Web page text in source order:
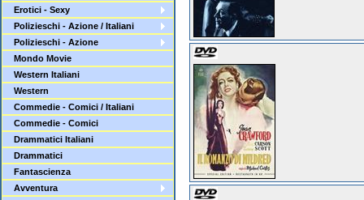
Erotici - Sexy
Polizieschi - Azione / Italiani
Polizieschi - Azione
Mondo Movie
Western Italiani
Western
Commedie - Comici / Italiani
Commedie - Comici
Drammatici Italiani
Drammatici
Fantascienza
Avventura